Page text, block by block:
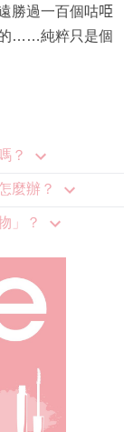
勝過一百個咕𠱸
的……純粹只是個
？
麼辦？
」？